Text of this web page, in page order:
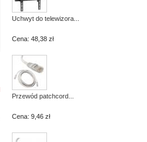
Uchwyt do telewizora...
Cena: 48,38 zł
Przewód patchcord...
Cena: 9,46 zł